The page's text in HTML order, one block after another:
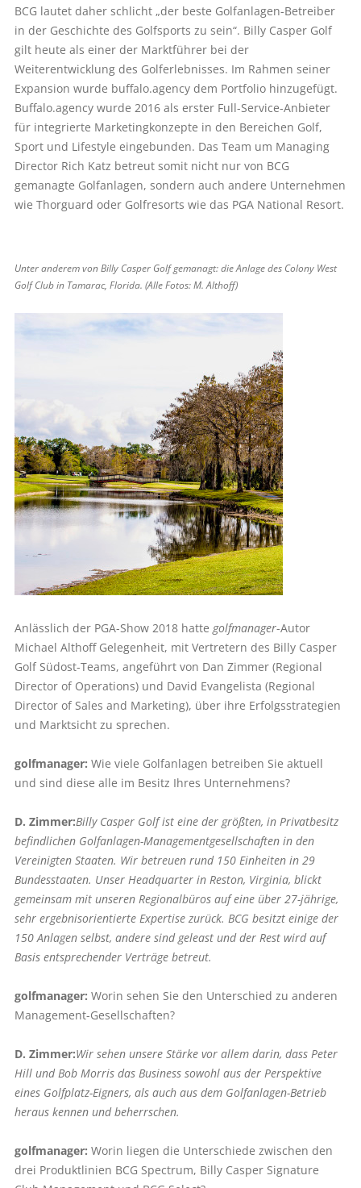
BCG lautet daher schlicht „der beste Golf­anlagen-Betreiber
in der Geschichte des Golfsports zu sein“. Billy Casper Golf
gilt heute als einer der Marktführer bei der
Weiterentwicklung des Golferlebnisses. Im Rahmen seiner
Expansion wurde buffalo.agency dem Portfolio hinzugefügt.
Buffalo.agency wurde 2016 als erster Full-Service-Anbieter
für integrierte Marketingkonzepte in den Bereichen Golf,
Sport und Lifestyle eingebunden. Das Team um Managing
Director Rich Katz betreut somit nicht nur von BCG
gemanagte Golfanlagen, sondern auch andere Unternehmen
wie Thorguard oder Golfresorts wie das PGA National Resort.
Unter anderem von Billy Casper Golf gemanagt: die Anlage des Colony West
Golf Club in Tamarac, Florida. (Alle Fotos: M. Althoff)
Anlässlich der PGA-Show 2018 hatte golfmanager-Autor
Michael Althoff Gelegenheit, mit Vertretern des Billy Casper
Golf Südost-Teams, angeführt von Dan Zimmer (Regional
Director of Operations) und David Evangelista (Regional
Director of Sales and Marketing), über ihre Erfolgsstrategien
und Marktsicht zu sprechen.
golfmanager: Wie viele Golfanlagen betreiben Sie aktuell
und sind diese alle im Besitz Ihres Unternehmens?
D. Zimmer:Billy Casper Golf ist eine der größten, in Privatbesitz
befindlichen Golfanlagen-Managementgesellschaften in den
Vereinigten Staaten. Wir betreuen rund 150 Einheiten in 29
Bundesstaaten. Unser Headquarter in Reston, Virginia, blickt
gemeinsam mit unseren Regionalbüros auf eine über 27-jährige,
sehr ergebnisorientierte Expertise zurück. BCG besitzt einige der
150 Anlagen selbst, andere sind geleast und der Rest wird auf
Basis entsprechender Verträge betreut.
golfmanager: Worin sehen Sie den Unterschied zu anderen
Management-Gesellschaften?
D. Zimmer:Wir sehen unsere Stärke vor allem darin, dass Peter
Hill und Bob Morris das Business sowohl aus der Perspektive
eines Golfplatz-Eigners, als auch aus dem Golfanlagen-Betrieb
heraus kennen und beherrschen.
golfmanager: Worin liegen die Unterschiede zwischen den
drei Produktlinien BCG Spectrum, Billy Casper Signature